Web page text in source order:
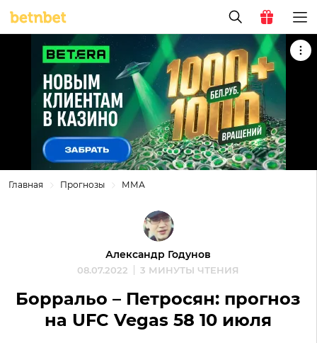
Главная Прогнозы ММА
Александр Годунов
08.07.2022 3 МИНУТЫ ЧТЕНИЯ
Борральо – Петросян: прогноз
на UFC Vegas 58 10 июля